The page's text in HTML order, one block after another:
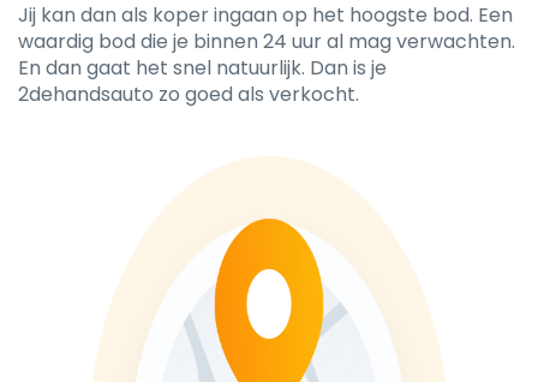
Jij kan dan als koper ingaan op het hoogste bod. Een
waardig bod die je binnen 24 uur al mag verwachten.
En dan gaat het snel natuurlijk. Dan is je
2dehandsauto zo goed als verkocht.